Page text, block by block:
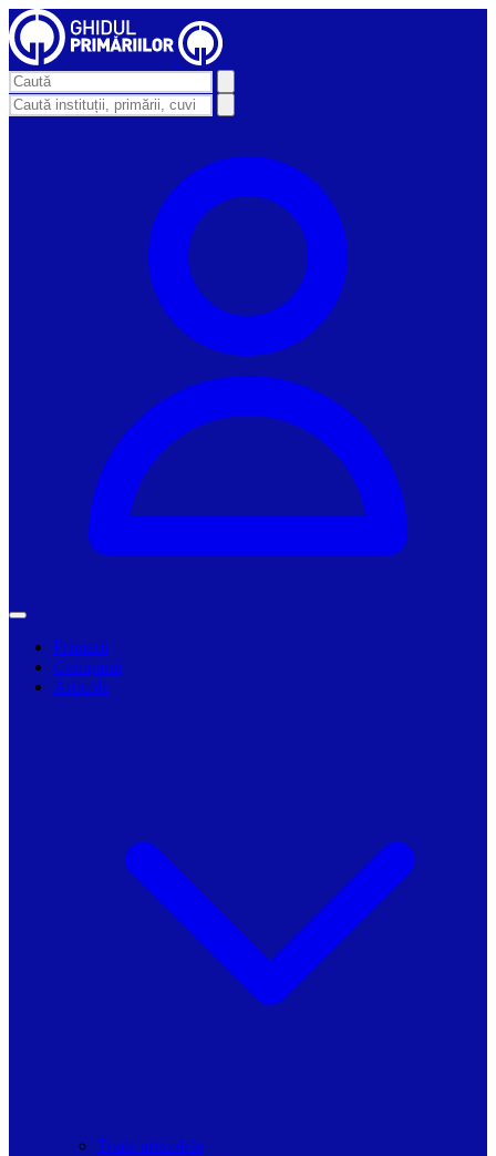
Primarii
Companii
Articole
Toate articolele